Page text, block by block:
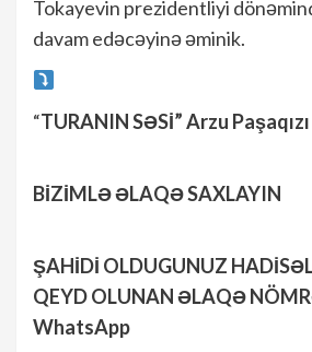
Tokayevin prezidentliyi
davam edəcəyinə əminik.
“TURANIN SƏSİ” Arzu Paşaqızı
BİZİMLƏ ƏLAQƏ SAXLAYIN
ŞAHİDİ OLDUGUNUZ
QEYD OLUNAN ƏLAQƏ
WhatsApp